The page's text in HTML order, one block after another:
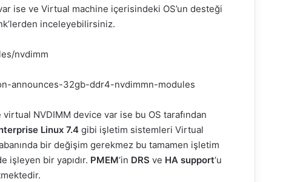
ise ve Virtual machine içerisindeki OS’un desteği
inceleyebilirsiniz.
nvdimm
announces-32gb-ddr4-nvdimmn-modules
NVDIMM device var ise bu OS tarafından
Linux 7.4 gibi işletim sistemleri Virtual
bir değişim gerekmez bu tamamen işletim
işleyen bir yapıdır. PMEM‘in DRS ve HA support‘u